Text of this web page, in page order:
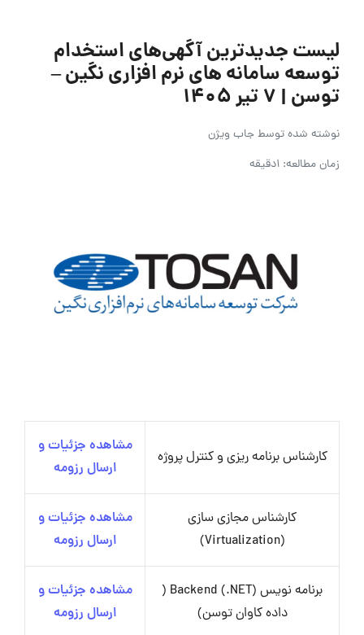
لیست جدیدترین آگهی‌های استخدام
توسعه سامانه های نرم افزاری نگین –
توسن | ۷ تیر ۱۴۰۵
نوشته شده توسطجاب ویژن
زمان مطالعه: 1دقیقه
کارشناس برنامه ریزی و کنترل پروژه
مشاهده جزئیات و
ارسال رزومه
کارشناس مجازی سازی
(Virtualization)
مشاهده جزئیات و
ارسال رزومه
برنامه نویس Backend (.NET) (
داده کاوان توسن)
مشاهده جزئیات و
ارسال رزومه